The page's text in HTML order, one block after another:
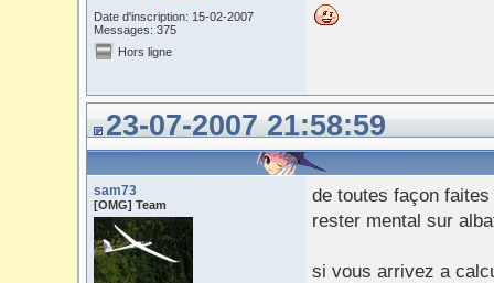
Date d'inscription: 15-02-2007
Messages: 375
Hors ligne
23-07-2007 21:58:59
sam73
[OMG] Team
de toutes façon
rester mental sur
si vous arrivez a